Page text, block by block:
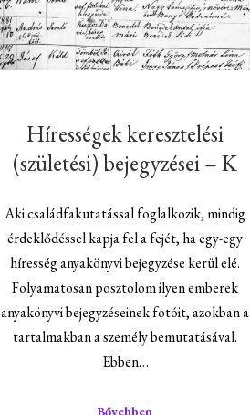
Hírességek keresztelési
(születési) bejegyzései – K
Aki családfakutatással foglalkozik, mindig
érdeklődéssel kapja fel a fejét, ha egy-egy
híresség anyakönyvi bejegyzése kerül elé.
Folyamatosan posztolom ilyen emberek
anyakönyvi bejegyzéseinek fotóit, azokban a
tartalmakban a személy bemutatásával.
Ebben…
Bővebben